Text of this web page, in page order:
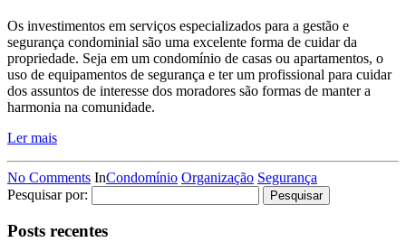
Os investimentos em serviços especializados para a gestão e
segurança condominial são uma excelente forma de cuidar da
propriedade. Seja em um condomínio de casas ou apartamentos, o
uso de equipamentos de segurança e ter um profissional para cuidar
dos assuntos de interesse dos moradores são formas de manter a
harmonia na comunidade.
Ler mais
No Comments InCondomínio Organização Segurança
Pesquisar por:
Posts recentes